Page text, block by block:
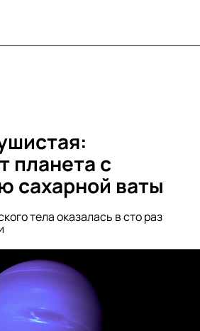
планета с
сахарной ваты
тела оказалась в сто раз